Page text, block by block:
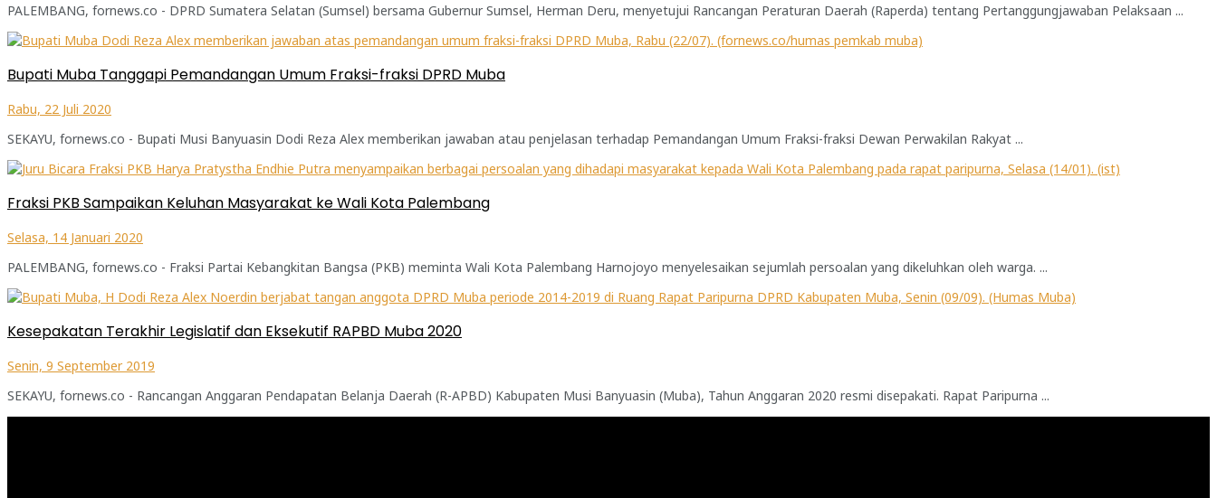
PALEMBANG, fornews.co - DPRD Sumatera Selatan (Sumsel) bersama Gubernur Sumsel, Herman Deru, menyetujui Rancangan Peraturan Daerah (Raperda) tentang Pertanggungjawaban Pelaksaan ...
Bupati Muba Tanggapi Pemandangan Umum Fraksi-fraksi DPRD Muba
Rabu, 22 Juli 2020
SEKAYU, fornews.co - Bupati Musi Banyuasin Dodi Reza Alex memberikan jawaban atau penjelasan terhadap Pemandangan Umum Fraksi-fraksi Dewan Perwakilan Rakyat ...
Fraksi PKB Sampaikan Keluhan Masyarakat ke Wali Kota Palembang
Selasa, 14 Januari 2020
PALEMBANG, fornews.co - Fraksi Partai Kebangkitan Bangsa (PKB) meminta Wali Kota Palembang Harnojoyo menyelesaikan sejumlah persoalan yang dikeluhkan oleh warga. ...
Kesepakatan Terakhir Legislatif dan Eksekutif RAPBD Muba 2020
Senin, 9 September 2019
SEKAYU, fornews.co - Rancangan Anggaran Pendapatan Belanja Daerah (R-APBD) Kabupaten Musi Banyuasin (Muba), Tahun Anggaran 2020 resmi disepakati. Rapat Paripurna ...